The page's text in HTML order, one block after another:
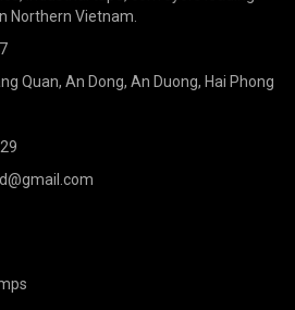
Northern Vietnam.
Quan, An Dong, An Duong, Hai Phong